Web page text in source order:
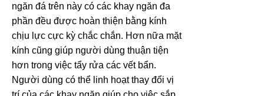
ngăn đá trên này có các khay ngăn đa
phần đều được hoàn thiện bằng kính
chịu lực cực kỳ chắc chắn. Hơn nữa mặt
kính cũng giúp người dùng thuận tiện
hơn trong việc tẩy rửa các vết bẩn.
Người dùng có thể linh hoạt thay đổi vị